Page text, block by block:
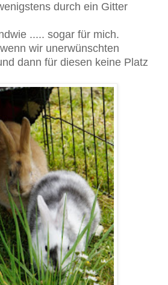
durch ein Gitter
..... sogar für mich.
wir unerwünschten
dann für diesen keine Platz